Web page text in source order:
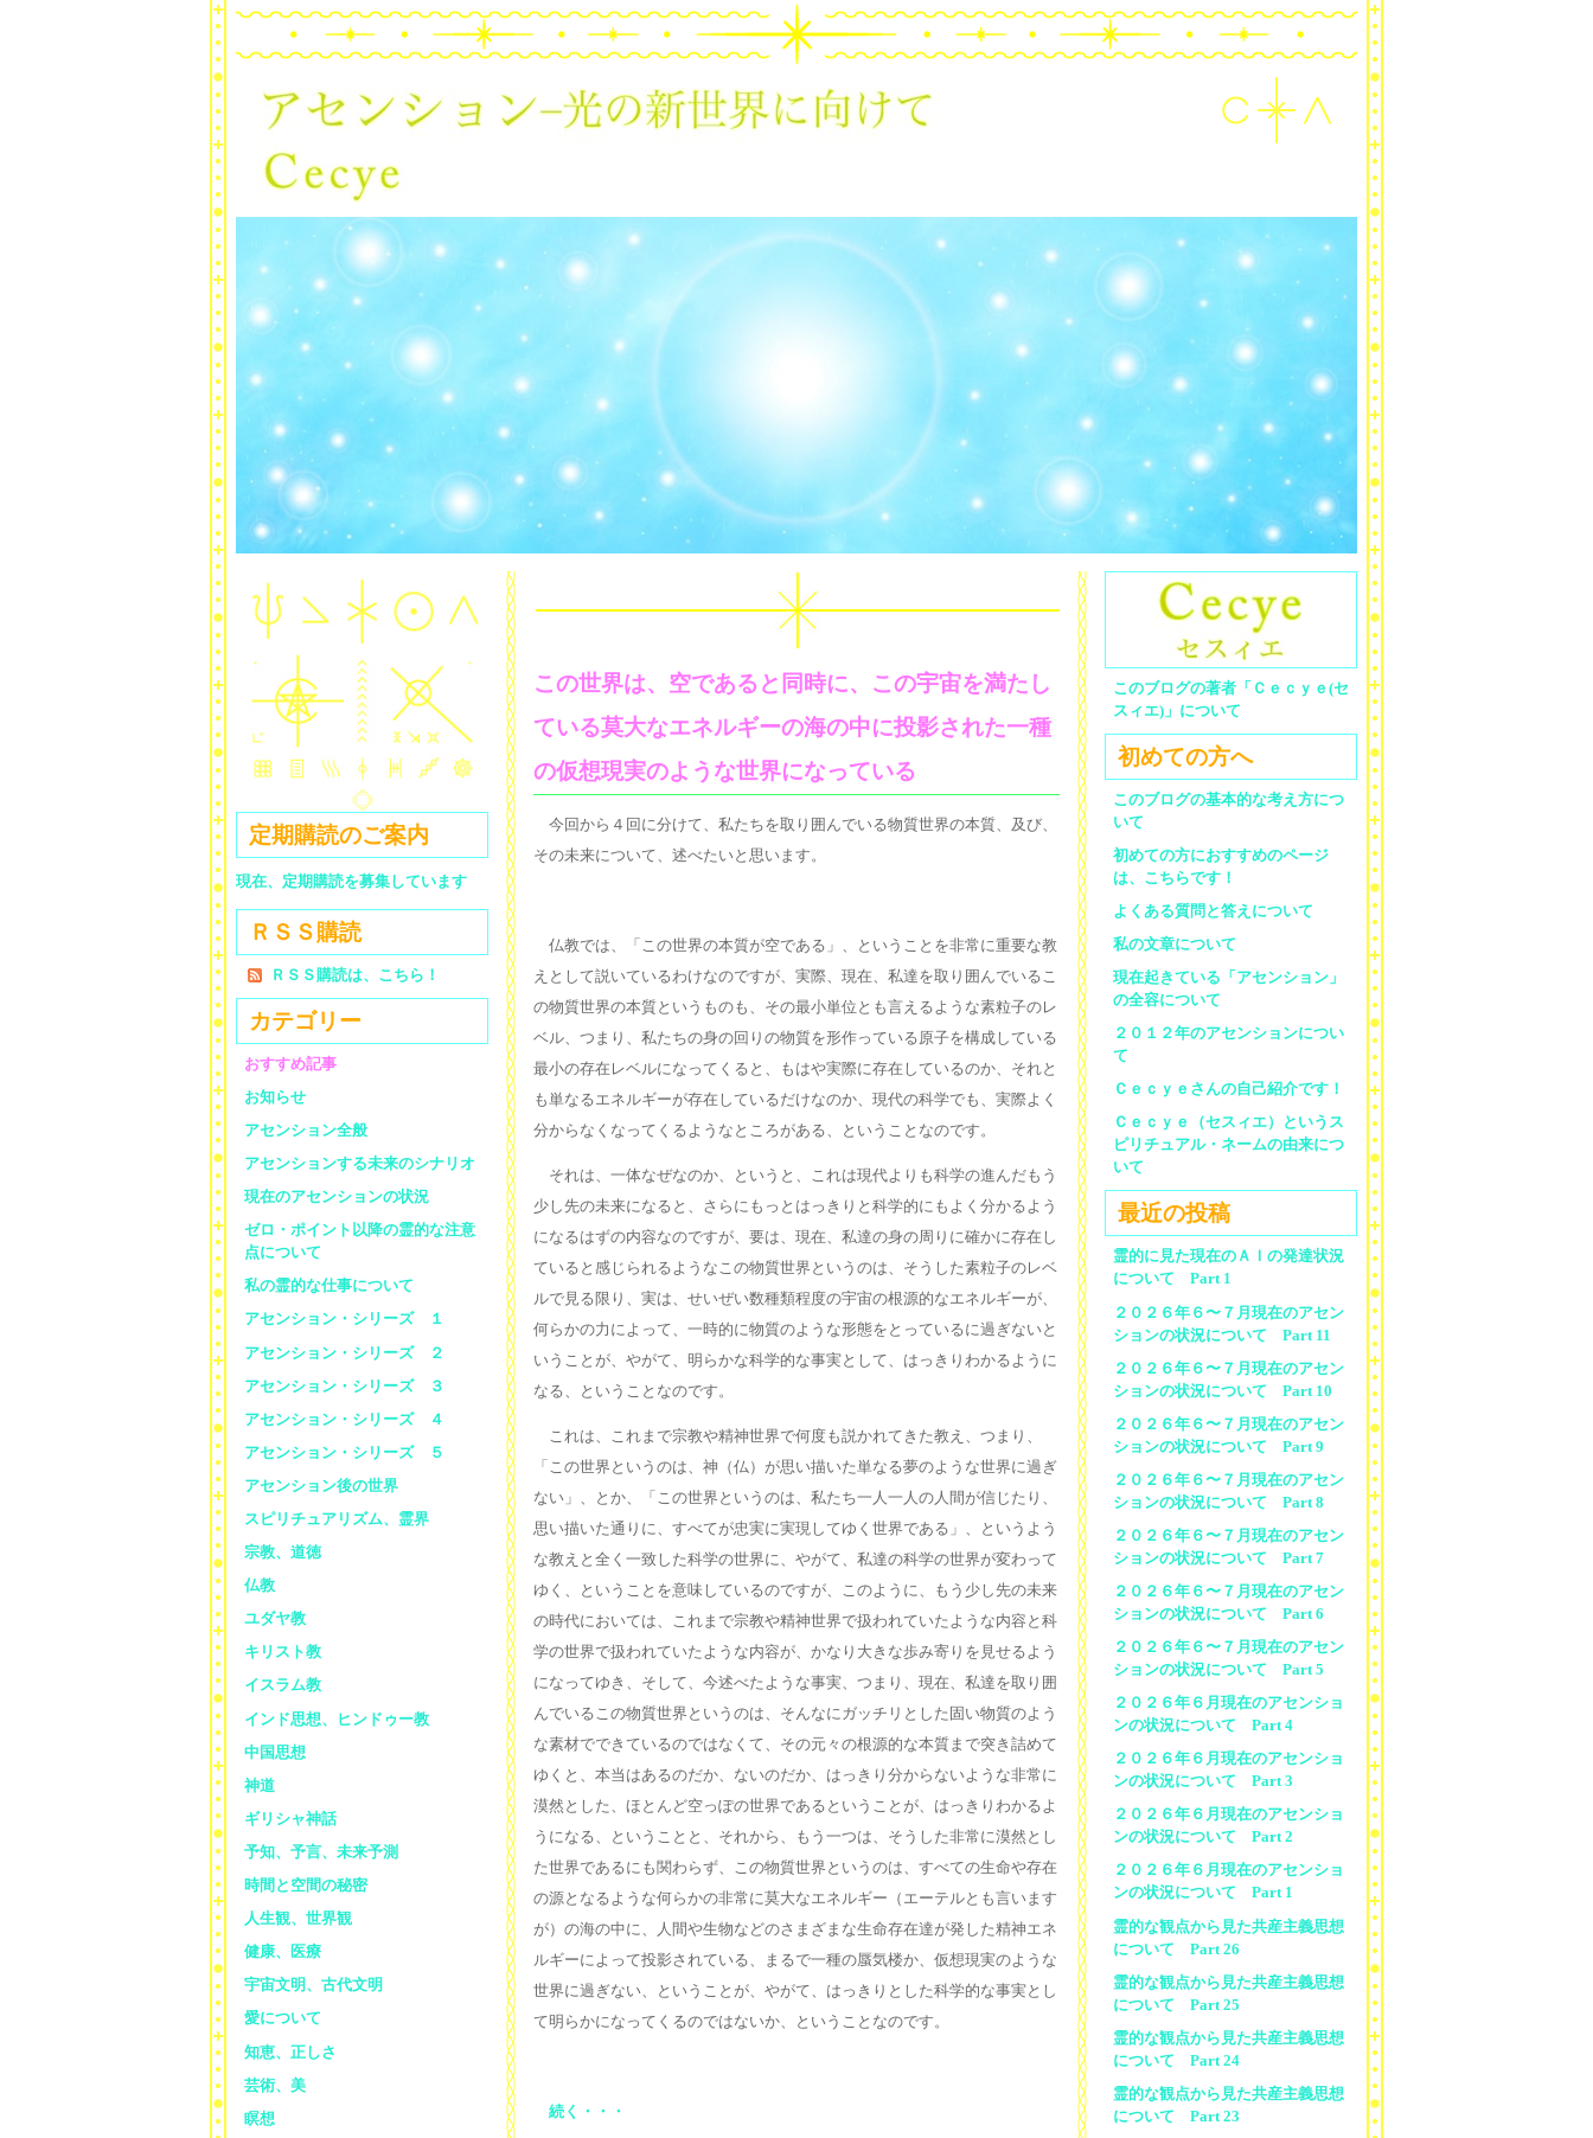
この世界は、空であると同時に、この宇宙を満たし
ている莫大なエネルギーの海の中に投影された一種
の仮想現実のような世界になっている
今回から４回に分けて、私たちを取り囲んでいる物質世界の本質、及び、
その未来について、述べたいと思います。
仏教では、「この世界の本質が空である」、ということを非常に重要な教
えとして説いているわけなのですが、実際、現在、私達を取り囲んでいるこ
の物質世界の本質というものも、その最小単位とも言えるような素粒子のレ
ベル、つまり、私たちの身の回りの物質を形作っている原子を構成している
最小の存在レベルになってくると、もはや実際に存在しているのか、それと
も単なるエネルギーが存在しているだけなのか、現代の科学でも、実際よく
分からなくなってくるようなところがある、ということなのです。
それは、一体なぜなのか、というと、これは現代よりも科学の進んだもう
少し先の未来になると、さらにもっとはっきりと科学的にもよく分かるよう
になるはずの内容なのですが、要は、現在、私達の身の周りに確かに存在し
ていると感じられるようなこの物質世界というのは、そうした素粒子のレベ
ルで見る限り、実は、せいぜい数種類程度の宇宙の根源的なエネルギーが、
何らかの力によって、一時的に物質のような形態をとっているに過ぎないと
いうことが、やがて、明らかな科学的な事実として、はっきりわかるように
なる、ということなのです。
これは、これまで宗教や精神世界で何度も説かれてきた教え、つまり、
「この世界というのは、神（仏）が思い描いた単なる夢のような世界に過ぎ
ない」、とか、「この世界というのは、私たち一人一人の人間が信じたり、
思い描いた通りに、すべてが忠実に実現してゆく世界である」、というよう
な教えと全く一致した科学の世界に、やがて、私達の科学の世界が変わって
ゆく、ということを意味しているのですが、このように、もう少し先の未来
の時代においては、これまで宗教や精神世界で扱われていたような内容と科
学の世界で扱われていたような内容が、かなり大きな歩み寄りを見せるよう
になってゆき、そして、今述べたような事実、つまり、現在、私達を取り囲
んでいるこの物質世界というのは、そんなにガッチリとした固い物質のよう
な素材でできているのではなくて、その元々の根源的な本質まで突き詰めて
ゆくと、本当はあるのだか、ないのだか、はっきり分からないような非常に
漠然とした、ほとんど空っぽの世界であるということが、はっきりわかるよ
うになる、ということと、それから、もう一つは、そうした非常に漠然とし
た世界であるにも関わらず、この物質世界というのは、すべての生命や存在
の源となるような何らかの非常に莫大なエネルギー（エーテルとも言います
が）の海の中に、人間や生物などのさまざまな生命存在達が発した精神エネ
ルギーによって投影されている、まるで一種の蜃気楼か、仮想現実のような
世界に過ぎない、ということが、やがて、はっきりとした科学的な事実とし
て明らかになってくるのではないか、ということなのです。
続く・・・
このブログの著者「Ｃｅｃｙｅ(セ
スィエ)」について
初めての方へ
このブログの基本的な考え方につ
いて
初めての方におすすめのページ
は、こちらです！
よくある質問と答えについて
私の文章について
現在起きている「アセンション」
の全容について
２０１２年のアセンションについ
て
Ｃｅｃｙｅさんの自己紹介です！
Ｃｅｃｙｅ（セスィエ）というス
ピリチュアル・ネームの由来につ
いて
最近の投稿
霊的に見た現在のＡＩの発達状況
について Part 1
２０２６年６〜７月現在のアセン
ションの状況について Part 11
２０２６年６〜７月現在のアセン
ションの状況について Part 10
２０２６年６〜７月現在のアセン
ションの状況について Part 9
２０２６年６〜７月現在のアセン
ションの状況について Part 8
２０２６年６〜７月現在のアセン
ションの状況について Part 7
２０２６年６〜７月現在のアセン
ションの状況について Part 6
２０２６年６〜７月現在のアセン
ションの状況について Part 5
２０２６年６月現在のアセンショ
ンの状況について Part 4
２０２６年６月現在のアセンショ
ンの状況について Part 3
２０２６年６月現在のアセンショ
ンの状況について Part 2
２０２６年６月現在のアセンショ
ンの状況について Part 1
霊的な観点から見た共産主義思想
について Part 26
霊的な観点から見た共産主義思想
について Part 25
霊的な観点から見た共産主義思想
について Part 24
霊的な観点から見た共産主義思想
について Part 23
定期購読のご案内
現在、定期購読を募集しています
ＲＳＳ購読
ＲＳＳ購読は、こちら！
カテゴリー
おすすめ記事
お知らせ
アセンション全般
アセンションする未来のシナリオ
現在のアセンションの状況
ゼロ・ポイント以降の霊的な注意
点について
私の霊的な仕事について
アセンション・シリーズ １
アセンション・シリーズ ２
アセンション・シリーズ ３
アセンション・シリーズ ４
アセンション・シリーズ ５
アセンション後の世界
スピリチュアリズム、霊界
宗教、道徳
仏教
ユダヤ教
キリスト教
イスラム教
インド思想、ヒンドゥー教
中国思想
神道
ギリシャ神話
予知、予言、未来予測
時間と空間の秘密
人生観、世界観
健康、医療
宇宙文明、古代文明
愛について
知恵、正しさ
芸術、美
瞑想